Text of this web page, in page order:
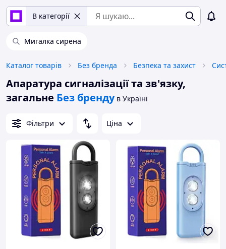
В категорії
Мигалка сирена
Каталог товарів Без бренда Безпека та захист
Апаратура сигналізації та зв'язку,
загальне Без бренду в Україні
Фільтри Ціна